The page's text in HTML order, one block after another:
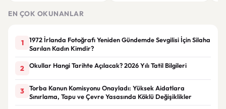
EN ÇOK OKUNANLAR
1
1972 İrlanda Fotoğrafı Yeniden Gündemde Sevgilisi İçin Silaha
Sarılan Kadın Kimdir?
2 Okullar Hangi Tarihte Açılacak? 2026 Yılı Tatil Bilgileri
3
Torba Kanun Komisyonu Onayladı: Yüksek Aidatlara
Sınırlama, Tapu ve Çevre Yasasında Köklü Değişiklikler